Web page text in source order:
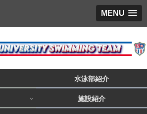
MENU
水泳部紹介
施設紹介